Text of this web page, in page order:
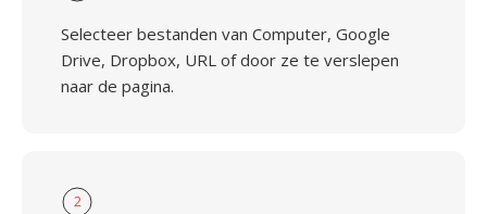
Selecteer bestanden van Computer, Google
Drive, Dropbox, URL of door ze te verslepen
naar de pagina.
2